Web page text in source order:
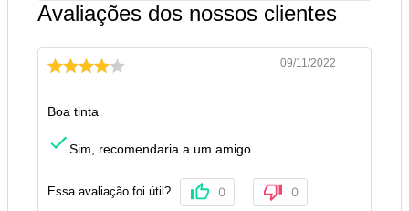
Avaliações dos nossos clientes
09/11/2022
Boa tinta
Sim, recomendaria a um amigo
Essa avaliação foi útil? 0 0